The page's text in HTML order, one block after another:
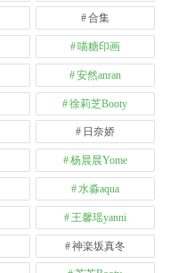
合集
喵糖印画
安然anran
徐莉芝Booty
日奈娇
杨晨晨Yome
水淼aqua
王馨瑶yanni
神楽坂真冬